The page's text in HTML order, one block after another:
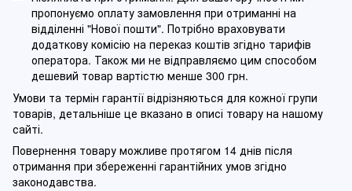
пропонуємо оплату замовлення при отриманні на
відділенні "Нової пошти". Потрібно враховувати
додаткову комісію на переказ коштів згідно тарифів
оператора. Також ми не відправляємо цим способом
дешевий товар вартістю менше 300 грн.
Умови та термін гарантії відрізняються для кожної групи
товарів, детальніше це вказано в описі товару на нашому
сайті.
Повернення товару можливе протягом 14 днів після
отримання при збереженні гарантійних умов згідно
законодавства.